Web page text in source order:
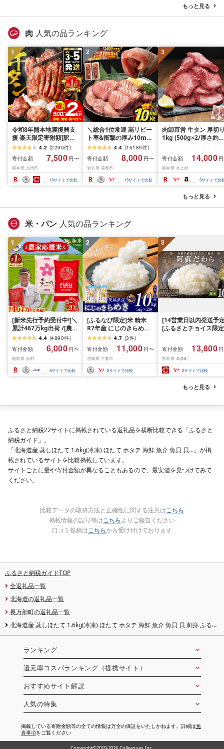
もっと見る
肉 人気の品ランキング
1
令和8年熊本地震復興支
援 楽天限定寄附額[訳あ
り]牛タン 500g〜2kg 肉
牛肉 訳あり 牛タン 冷凍
小分け 厚切り 薄切り 食
べ比べ 500g 1kg 1.5kg
2kg 牛 人気 ビーフ 牛た
ん ふるさと納税 ランキ
4.2 (2290件)
寄付金額
7,500 円〜
熊本県 八代市
13サイトで比較
2
＼総合1位常連 高リピー
ト率&衝撃の厚み10mm
厚切り牛タン 塩味/ ≪ス
ピード発送!!10営業日以
内発送≫ 選べる内容量
500g / 1kg 定期便 毎月
届く 牛肉 肉 BBQ ふるさ
と 人気 ランキング 岩手
4.4 (16189件)
寄付金額
8,000 円〜
岩手県 花巻市
15サイトで比較
3
肉卸直営 牛タン 厚切
1kg (500g×2/厚さ約
牛肉 焼肉 冷凍 スライ
業務用 バーベキュー
BBQ おつまみ ギフト
祝い お中元 夏ギフト
寄付金額 14,000
熊本県 水上村
5サイトで比
もっと見る
米・パン 人気の品ランキング
1
[新米先行予約受付中!]＼
累計467万kg出荷 /[農家
応援米]訳あり 令和7年産
令和8年産ふくきらり 夢
つくし 5kg 10kg 15kg
20kg [選べる品種・内容
量・出荷時期]複数原料
米 白米 精米 国産 限定
4.4 (4890件)
寄付金額
6,000 円〜
福岡県 赤村
5サイトで比較
2
[ふるなび限定]米 精米
R7年産 にじのきらめき
10kg 10月 FN-Limited-
4.7 (3件)
寄付金額
11,000 円〜
茨城県 下妻市
2サイトで比較
3
[14営業日以内発送予
[ふるさとチョイス限定
だわら 熊本県 高森町
リジナル米 計
10kg(5kg×2袋)精米 お
米 米 5kg×2 10kg
寄付金額 13,800
熊本県 高森町
2サイトで比較
もっと見る
ふるさと納税22サイトに掲載されている返礼品を横断比較できる「ふるさと
納税ガイド」。
「北海道産 蒸しほたて 1.6kg(冷凍) ほたて ホタテ 海鮮 魚介 魚貝 貝…」が掲
載されているサイトを比較掲載しています。
サイトごとに量や寄付金額が異なることもあるので、最安値を見つけてみて
ください。
比較データの取得方法と正確性に関する注意はこちら
掲載情報の誤り等はこちらよりご報告ください
口コミ投稿はこちらから受け付けております
ふるさと納税ガイドTOP
全返礼品一覧
北海道の返礼品一覧
長万部町の返礼品一覧
北海道産 蒸しほたて 1.6kg(冷凍) ほたて ホタテ 海鮮 魚介 魚貝 貝 刺身 ふるさ
ランキング
還元率コスパランキング（提携サイト）
おすすめサイト解説
人気の特集
掲載している寄附金額等の全ての情報は万全の保証をいたしかねます。詳細は免
責事項をご覧ください